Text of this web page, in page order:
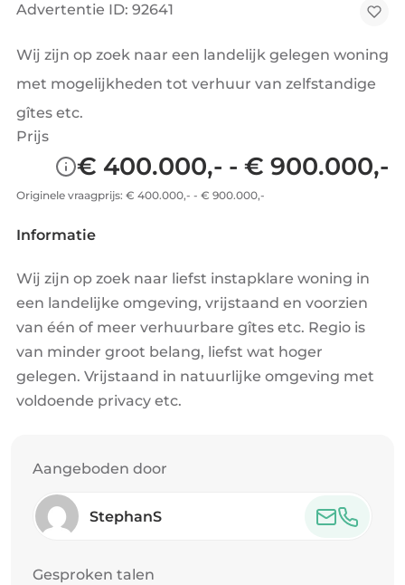
Advertentie ID: 92641
Wij zijn op zoek naar een landelijk gelegen woning
met mogelijkheden tot verhuur van zelfstandige
gîtes etc.
Prijs
€ 400.000,- - € 900.000,-
Originele vraagprijs: € 400.000,- - € 900.000,-
Informatie
Wij zijn op zoek naar liefst instapklare woning in
een landelijke omgeving, vrijstaand en voorzien
van één of meer verhuurbare gîtes etc. Regio is
van minder groot belang, liefst wat hoger
gelegen. Vrijstaand in natuurlijke omgeving met
voldoende privacy etc.
Aangeboden door
StephanS
Gesproken talen